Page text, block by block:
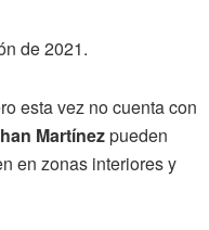
de 2021.
esta vez no cuenta con
Martínezpueden
en zonas interiores y